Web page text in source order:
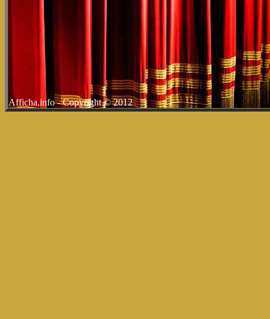
Afficha.info - Copyright © 2012